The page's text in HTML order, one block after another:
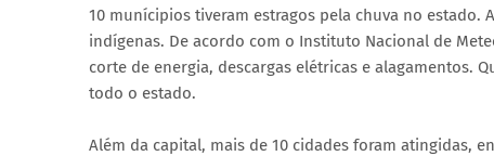
10 munícipios tiveram estragos pela chuva no
indígenas. De acordo com o Instituto Nacional de
corte de energia, descargas elétricas e alagamentos.
todo o estado.
Além da capital, mais de 10 cidades foram atingidas,